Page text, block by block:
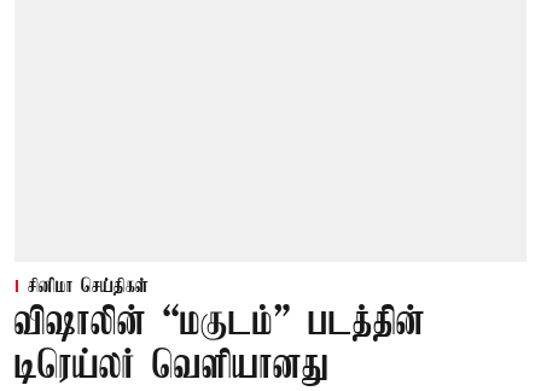
சினிமா செய்திகள்
விஷாலின் “மகுடம்” படத்தின்
டிரெய்லர் வெளியானது